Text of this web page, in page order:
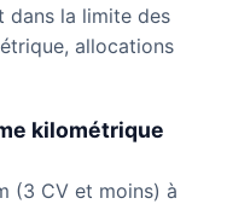
dans la limite des
allocations
kilométrique
(3 CV et moins) à